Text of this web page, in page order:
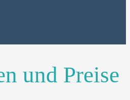
und Preise